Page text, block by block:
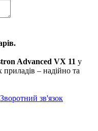
Advanced VX 11 у
– надійно та
Зворотний зв'язок